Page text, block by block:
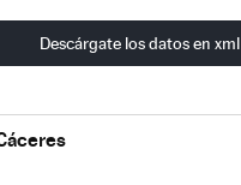
Descárgate los datos en xml